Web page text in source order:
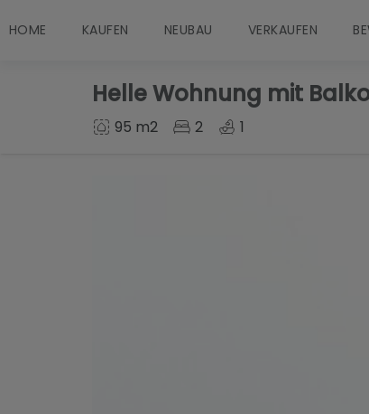
HOME KAUFEN NEUBAU VERKAUFEN
Helle Wohnung mit
95 m2 2 1